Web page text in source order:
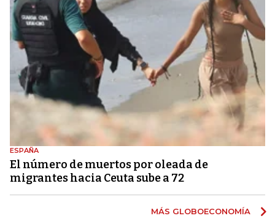
ESPAÑA
El número de muertos por oleada de
migrantes hacia Ceuta sube a 72
MÁS GLOBOECONOMÍA